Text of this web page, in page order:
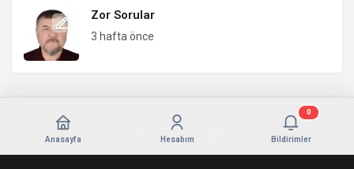
Zor Sorular
3 hafta önce
Anasayfa Hesabım Bildirimler
0